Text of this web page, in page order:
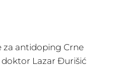
za antidoping Crne
Lazar Đurišić